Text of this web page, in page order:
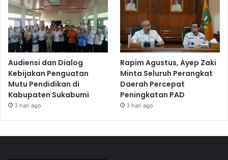
Audiensi dan Dialog
Kebijakan Penguatan
Mutu Pendidikan di
Kabupaten Sukabumi
3 hari ago
Rapim Agustus, Ayep Zaki
Minta Seluruh Perangkat
Daerah Percepat
Peningkatan PAD
3 hari ago